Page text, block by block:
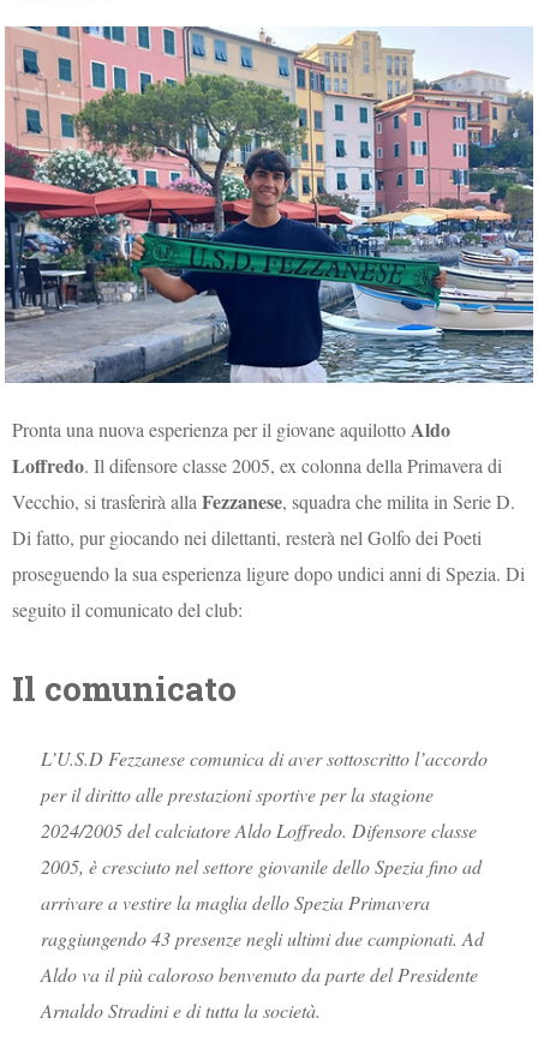
Pronta una nuova esperienza per il giovane aquilottoAldo
Loffredo. Il difensore classe 2005, ex colonna della Primavera di
Vecchio, si trasferirà allaFezzanese, squadra che milita in Serie D.
Di fatto, pur giocando nei dilettanti, resterà nel Golfo dei Poeti
proseguendo la sua esperienza ligure dopo undici anni di Spezia. Di
seguito il comunicato del club:
Il comunicato
L’U.S.D Fezzanese comunica di aver sottoscritto l’accordo
per il diritto alle prestazioni sportive per la stagione
2024/2005 del calciatore Aldo Loffredo. Difensore classe
2005, è cresciuto nel settore giovanile dello Spezia fino ad
arrivare a vestire la maglia dello Spezia Primavera
raggiungendo 43 presenze negli ultimi due campionati. Ad
Aldo va il più caloroso benvenuto da parte del Presidente
Arnaldo Stradini e di tutta la società.